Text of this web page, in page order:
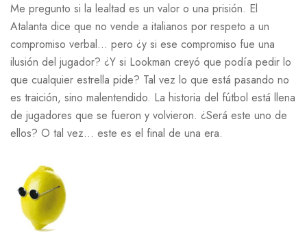
Me pregunto si la lealtad es un valor o una prisión. El
Atalanta dice que no vende a italianos por respeto a un
compromiso verbal… pero ¿y si ese compromiso fue una
ilusión del jugador? ¿Y si Lookman creyó que podía pedir lo
que cualquier estrella pide? Tal vez lo que está pasando no
es traición, sino malentendido. La historia del fútbol está llena
de jugadores que se fueron y volvieron. ¿Será este uno de
ellos? O tal vez… este es el final de una era.